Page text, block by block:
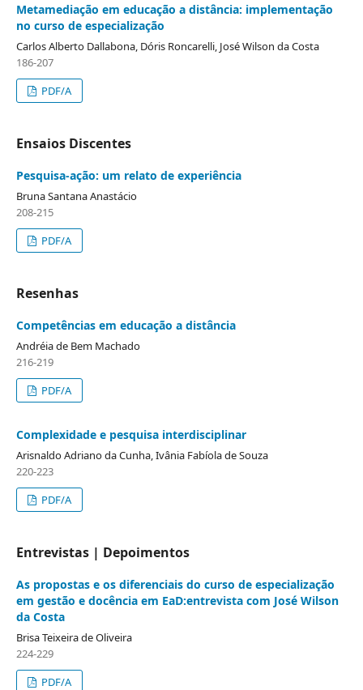
Metamediação em educação a distância: implementação
no curso de especialização
Carlos Alberto Dallabona, Dóris Roncarelli, José Wilson da Costa
186-207
PDF/A
Ensaios Discentes
Pesquisa-ação: um relato de experiência
Bruna Santana Anastácio
208-215
PDF/A
Resenhas
Competências em educação a distância
Andréia de Bem Machado
216-219
PDF/A
Complexidade e pesquisa interdisciplinar
Arisnaldo Adriano da Cunha, Ivânia Fabíola de Souza
220-223
PDF/A
Entrevistas | Depoimentos
As propostas e os diferenciais do curso de especialização
em gestão e docência em EaD:entrevista com José Wilson
da Costa
Brisa Teixeira de Oliveira
224-229
PDF/A